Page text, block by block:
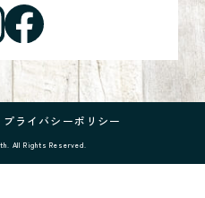
プライバシーポリシー
All Rights Reserved.